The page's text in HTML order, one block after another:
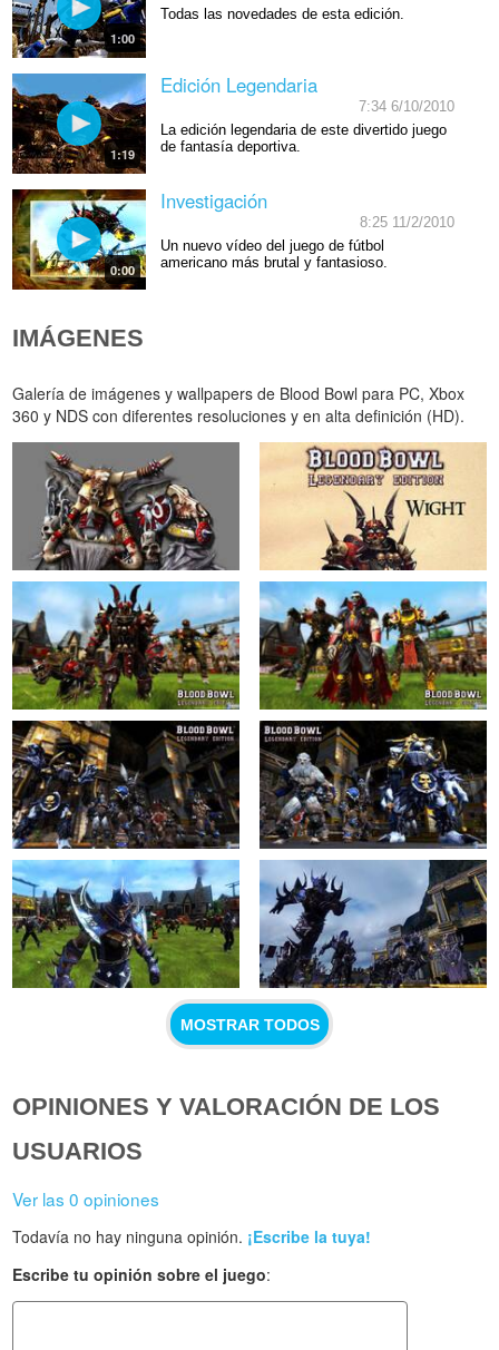
1:00
Todas las novedades de esta edición.
1:19
Edición Legendaria
7:34 6/10/2010
La edición legendaria de este divertido juego
de fantasía deportiva.
0:00
Investigación
8:25 11/2/2010
Un nuevo vídeo del juego de fútbol
americano más brutal y fantasioso.
IMÁGENES
Galería de imágenes y wallpapers de Blood Bowl para PC, Xbox
360 y NDS con diferentes resoluciones y en alta definición (HD).
MOSTRAR TODOS
OPINIONES Y VALORACIÓN DE LOS
USUARIOS
Ver las 0 opiniones
Todavía no hay ninguna opinión. ¡Escribe la tuya!
Escribe tu opinión sobre el juego: